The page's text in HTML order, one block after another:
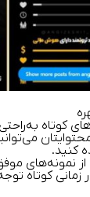
کوتاه
کنید.
نمونه‌های
کوتاه